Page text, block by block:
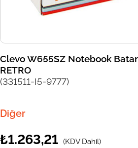
Clevo W655SZ Notebook
RETRO
(331511-I5-9777)
Diğer
₺1.263,21 (KDV Dahil)